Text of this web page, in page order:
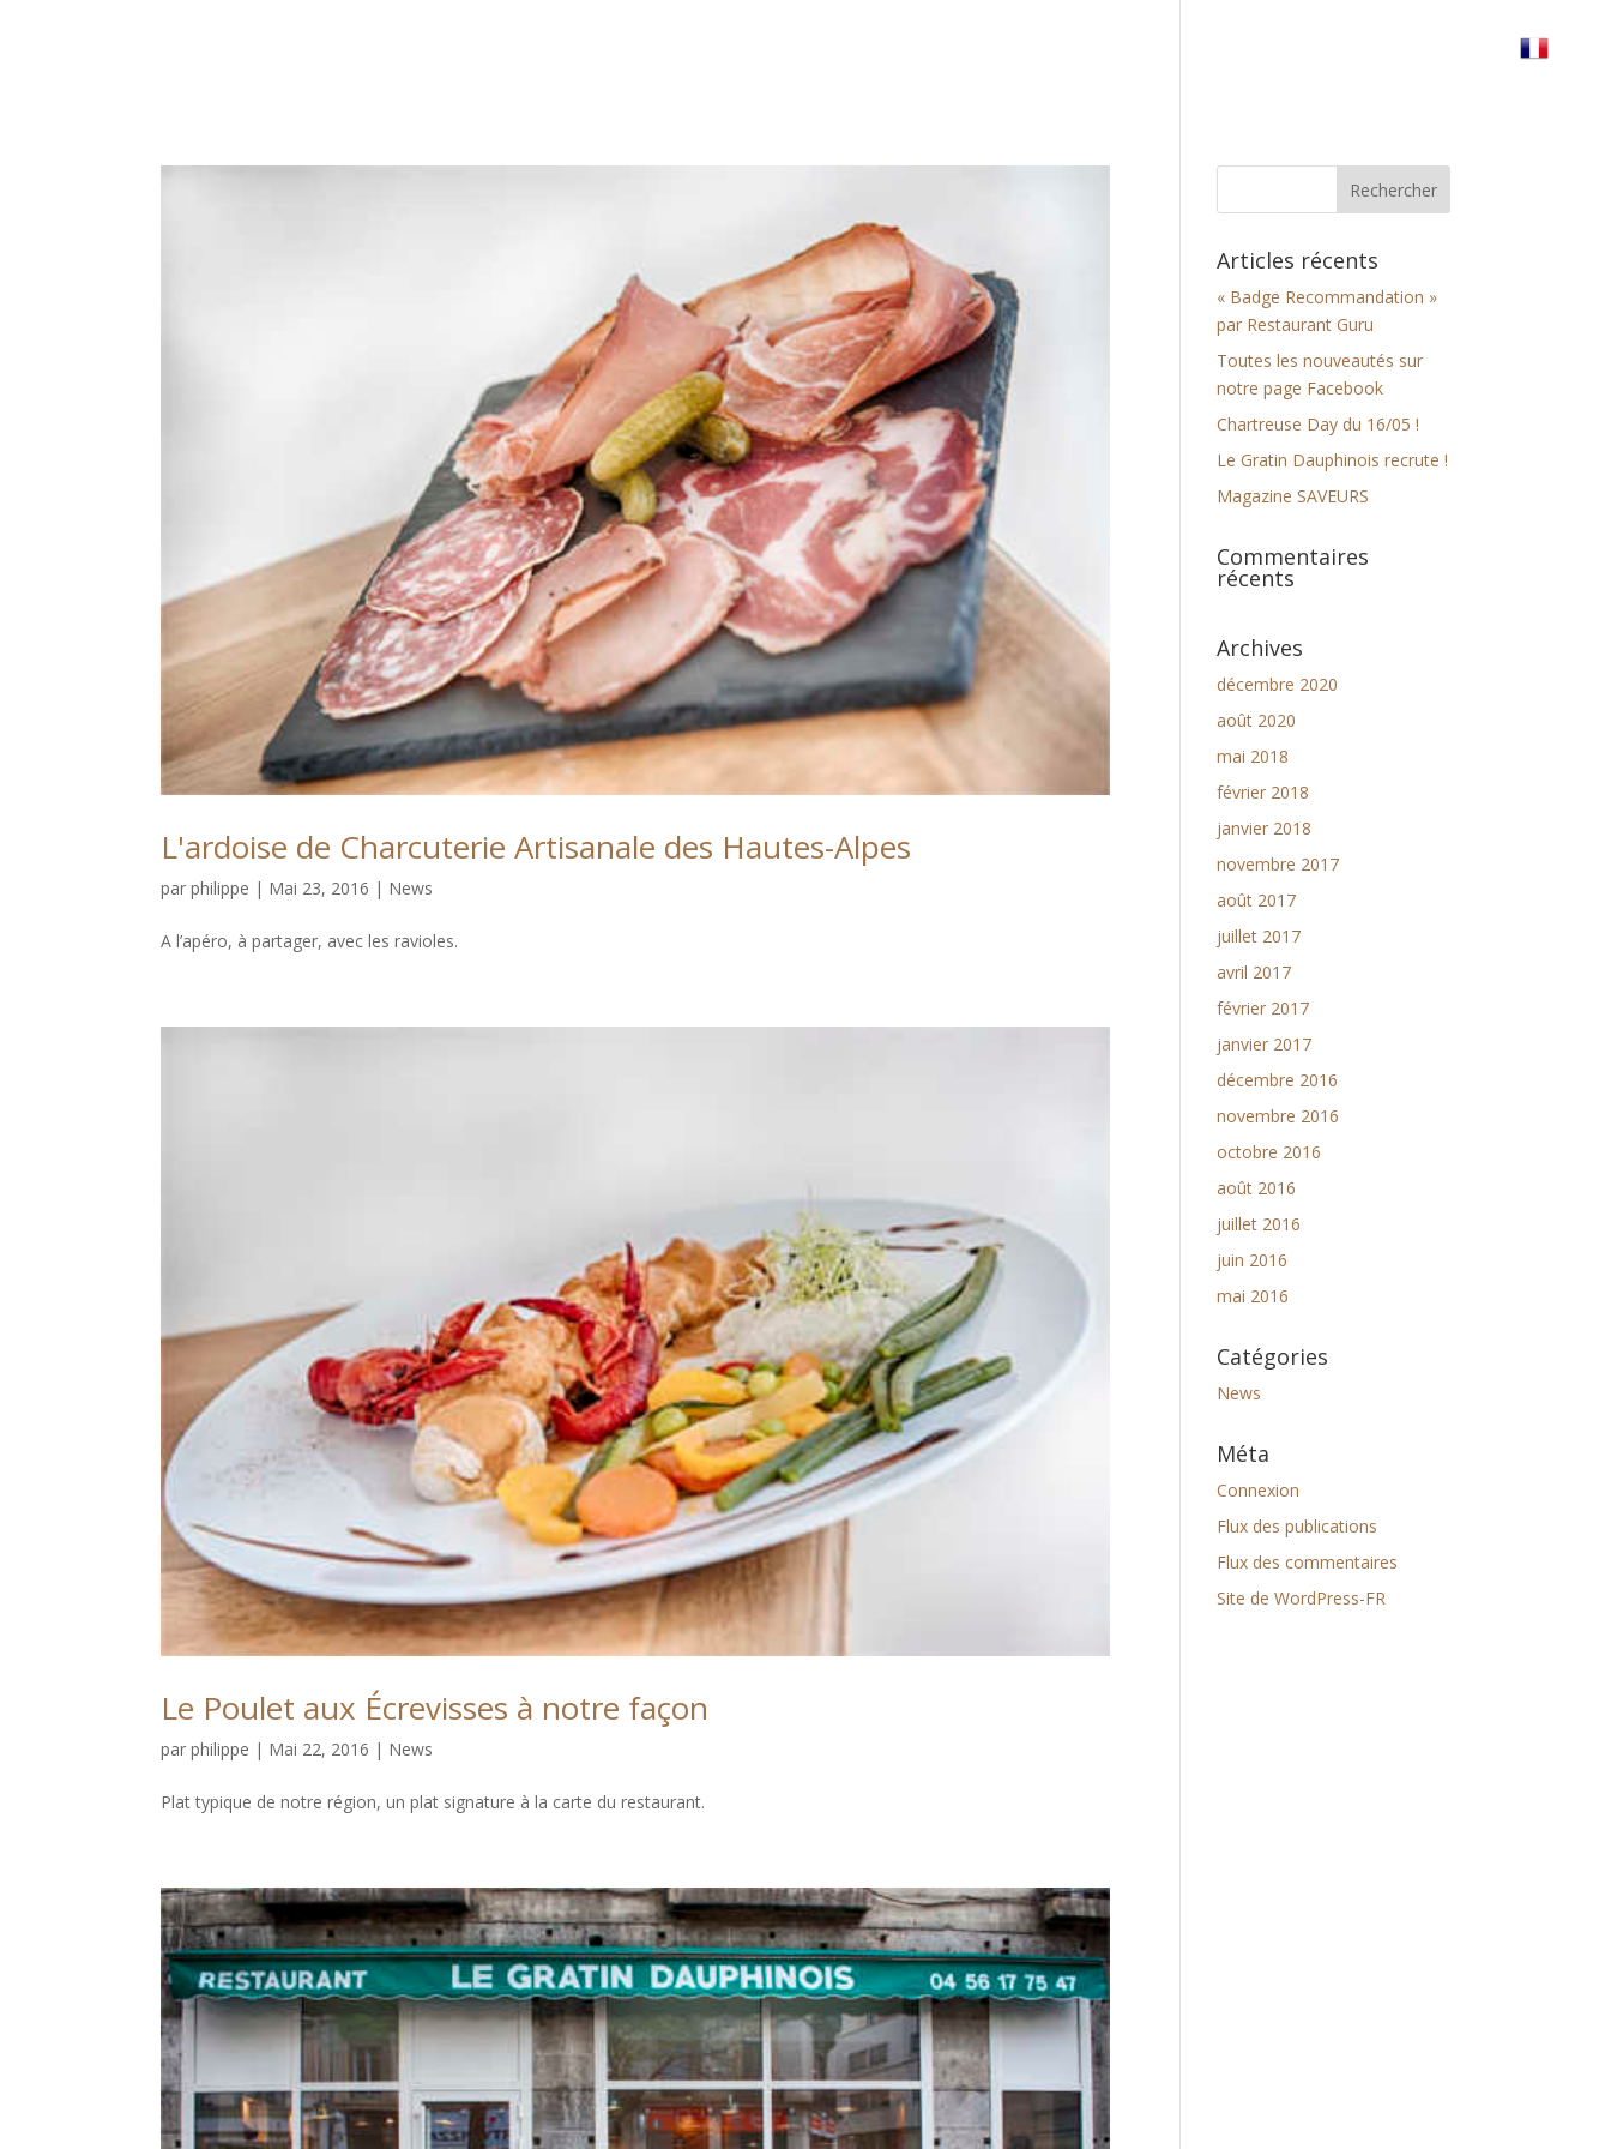
L'ardoise de Charcuterie Artisanale des Hautes-Alpes
parphilippe | Mai 23, 2016 | News
A l’apéro, à partager, avec les ravioles.
Le Poulet aux Écrevisses à notre façon
parphilippe | Mai 22, 2016 | News
Plat typique de notre région, un plat signature à la carte du restaurant.
Articles récents
« Badge Recommandation »
par Restaurant Guru
Toutes les nouveautés sur
notre page Facebook
Chartreuse Day du 16/05 !
Le Gratin Dauphinois recrute !
Magazine SAVEURS
Commentaires
récents
Archives
décembre 2020
août 2020
mai 2018
février 2018
janvier 2018
novembre 2017
août 2017
juillet 2017
avril 2017
février 2017
janvier 2017
décembre 2016
novembre 2016
octobre 2016
août 2016
juillet 2016
juin 2016
mai 2016
Catégories
News
Méta
Connexion
Flux des publications
Flux des commentaires
Site de WordPress-FR